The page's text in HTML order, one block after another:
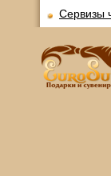
Сервизы
Вазы